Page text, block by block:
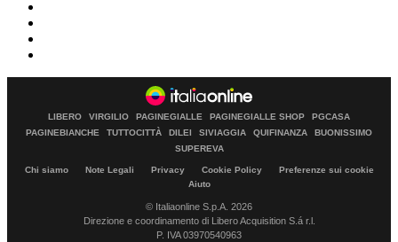
LIBERO VIRGILIO PAGINEGIALLE PAGINEGIALLE SHOP
PGCASA
PAGINEBIANCHE
TUTTOCITTÀ DILEI SIVIAGGIA QUIFINANZA
BUONISSIMO
SUPEREVA
Chi siamo Note Legali Privacy Cookie Policy
Preferenze sui cookie
Aiuto
© Italiaonline S.p.A. 2026
Direzione e coordinamento di Libero Acquisition S.á r.l.
P. IVA 03970540963